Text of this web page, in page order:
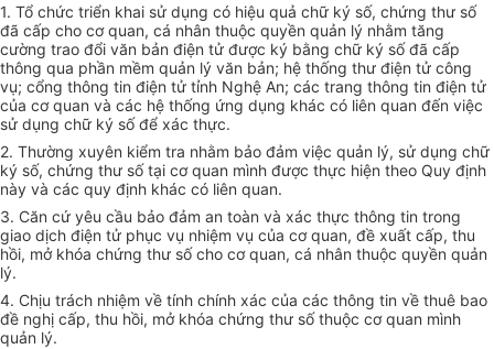
1. Tổ chức triển khai sử dụng có hiệu quả chữ ký số, chứng thư số
đã cấp cho cơ quan, cá nhân thuộc quyền quản lý nhằm tăng
cường trao đổi văn bản điện tử được ký bằng chữ ký số đã cấp
thông qua phần mềm quản lý văn bản; hệ thống thư điện tử công
vụ; cổng thông tin điện tử tỉnh Nghệ An; các trang thông tin điện tử
của cơ quan và các hệ thống ứng dụng khác có liên quan đến việc
sử dụng chữ ký số để xác thực.
2. Thường xuyên kiểm tra nhằm bảo đảm việc quản lý, sử dụng chữ
ký số, chứng thư số tại cơ quan mình được thực hiện theo Quy định
này và các quy định khác có liên quan.
3. Căn cứ yêu cầu bảo đảm an toàn và xác thực thông tin trong
giao dịch điện tử phục vụ nhiệm vụ của cơ quan, đề xuất cấp, thu
hồi, mở khóa chứng thư số cho cơ quan, cá nhân thuộc quyền quản
lý.
4. Chịu trách nhiệm về tính chính xác của các thông tin về thuê bao
đề nghị cấp, thu hồi, mở khóa chứng thư số thuộc cơ quan mình
quản lý.